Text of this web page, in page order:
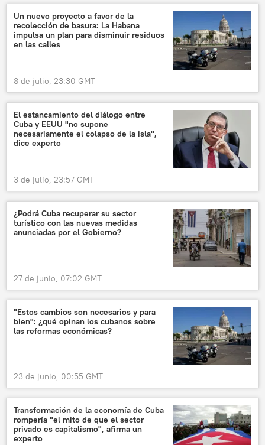
Un nuevo proyecto a favor de la
recolección de basura: La Habana
impulsa un plan para disminuir residuos
en las calles
8 de julio, 23:30 GMT
El estancamiento del diálogo entre
Cuba y EEUU "no supone
necesariamente el colapso de la isla",
dice experto
3 de julio, 23:57 GMT
¿Podrá Cuba recuperar su sector
turístico con las nuevas medidas
anunciadas por el Gobierno?
27 de junio, 07:02 GMT
"Estos cambios son necesarios y para
bien": ¿qué opinan los cubanos sobre
las reformas económicas?
23 de junio, 00:55 GMT
Transformación de la economía de Cuba
rompería "el mito de que el sector
privado es capitalismo", afirma un
experto